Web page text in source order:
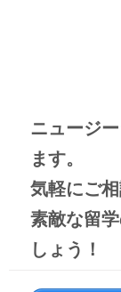
ニュージ
ます。
気軽にご
素敵な留
しょう！